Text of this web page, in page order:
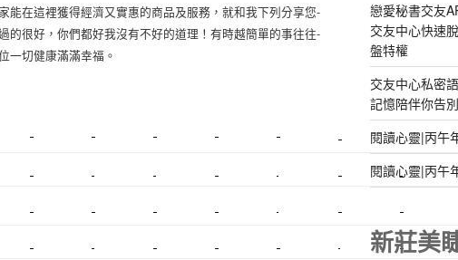
能在這裡獲得經濟又實惠的商品及服務，就和我下列分享您­­
的很好，你們都好我沒有不好的道理！有時越簡單的事往­往­
一切健康滿滿幸福。
戀愛秘書交友
交友中心快速
盤特權
交友中心私密
記憶陪伴你告
閱讀心靈|丙午
閱讀心靈|丙午
新莊美